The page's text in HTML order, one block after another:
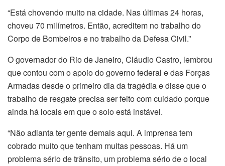
“Está chovendo muito na cidade. Nas últimas 24 horas,
choveu 70 milímetros. Então, acreditem no trabalho do
Corpo de Bombeiros e no trabalho da Defesa Civil.”
O governador do Rio de Janeiro, Cláudio Castro, lembrou
que contou com o apoio do governo federal e das Forças
Armadas desde o primeiro dia da tragédia e disse que o
trabalho de resgate precisa ser feito com cuidado porque
ainda há locais em que o solo está instável.
“Não adianta ter gente demais aqui. A imprensa tem
cobrado muito que tenham muitas pessoas. Há um
problema sério de trânsito, um problema sério de o local